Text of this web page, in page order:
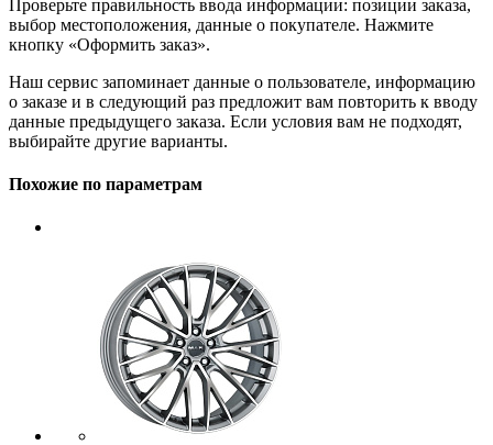
Проверьте правильность ввода информации: позиции заказа,
выбор местоположения, данные о покупателе. Нажмите
кнопку «Оформить заказ».
Наш сервис запоминает данные о пользователе, информацию
о заказе и в следующий раз предложит вам повторить к вводу
данные предыдущего заказа. Если условия вам не подходят,
выбирайте другие варианты.
Похожие по параметрам